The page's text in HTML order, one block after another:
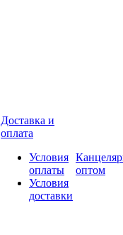
Доставка и
оплата
Условия
оплаты
Условия
доставки
оптом